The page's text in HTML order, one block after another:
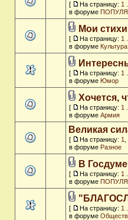
[ На страницу: 1
в форуме
Мои
[ На страницу: 1
в форуме
[ На страницу: 1
в форуме Юмор
Хочется,
[ На страницу: 1
в форуме Армия
Великая
[ На страницу: 1
в форуме Разное
В
[ На страницу: 1
в форуме
[ На страницу: 1
в форуме